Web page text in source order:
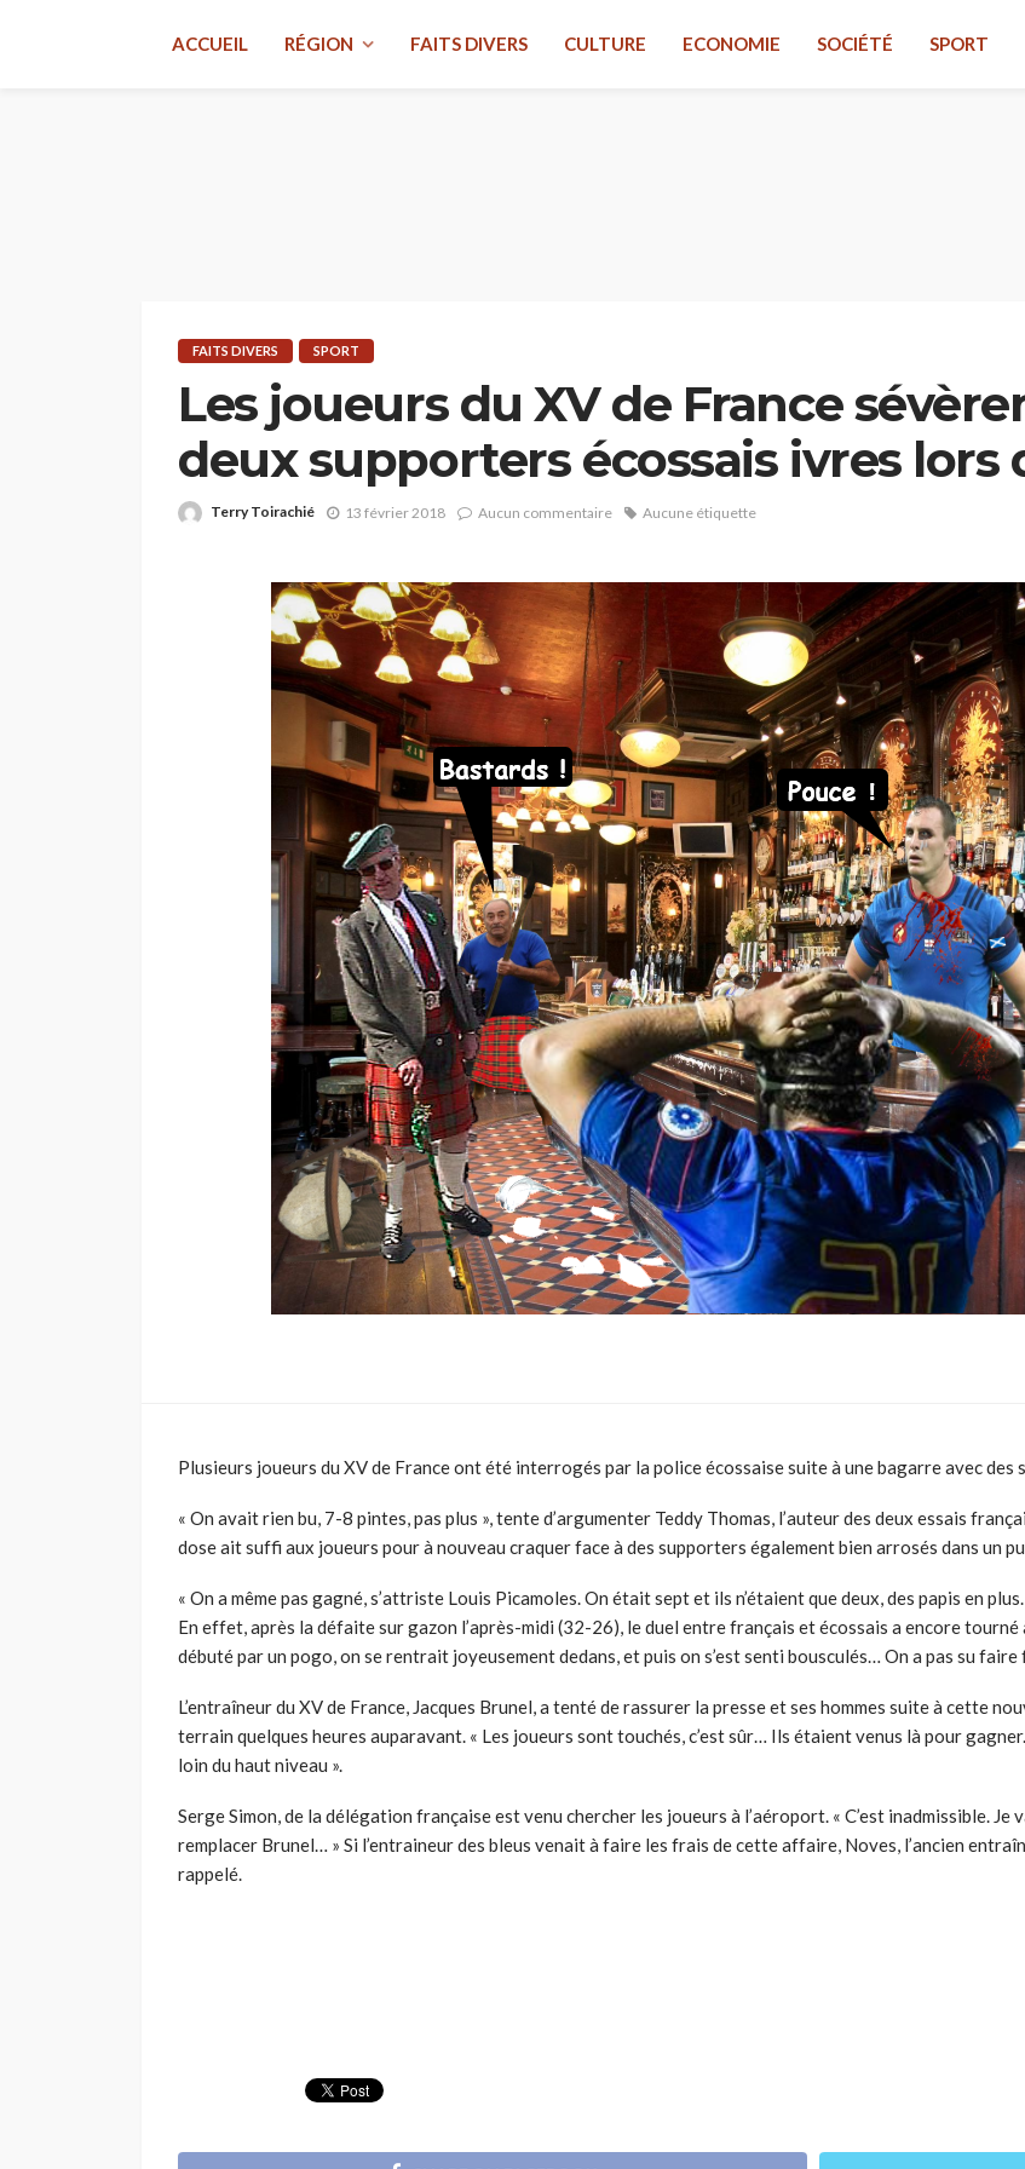
ACCUEIL RÉGION FAITS DIVERS CULTURE ECONOMIE SOCIÉTÉ SPORT
FAITS DIVERS SPORT
Les joueurs du XV de France
deux supporters écossais ivres lors
Terry Toirachié 13 février 2018 Aucun commentaire Aucune étiquette
Plusieurs joueurs du XV de France ont été interrogés par la police écossaise suite à une bagarre avec des
« On avait rien bu, 7-8 pintes, pas plus », tente d’argumenter Teddy Thomas, l’auteur des deux essais
dose ait suffi aux joueurs pour à nouveau craquer face à des supporters également bien arrosés dans un
« On a même pas gagné, s’attriste Louis Picamoles. On était sept et ils n’étaient que deux, des papis en
En effet, après la défaite sur gazon l’après-midi (32-26), le duel entre français et écossais a encore tourné
débuté par un pogo, on se rentrait joyeusement dedans, et puis on s’est senti bousculés… On a pas su
L’entraîneur du XV de France, Jacques Brunel, a tenté de rassurer la presse et ses hommes suite à cette
terrain quelques heures auparavant. « Les joueurs sont touchés, c’est sûr… Ils étaient venus là pour
loin du haut niveau ».
Serge Simon, de la délégation française est venu chercher les joueurs à l’aéroport. « C’est inadmissible.
remplacer Brunel… » Si l’entraineur des bleus venait à faire les frais de cette affaire, Noves, l’ancien
rappelé.